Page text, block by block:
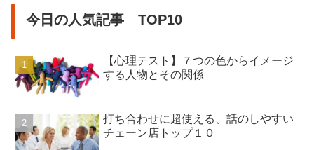
今日の人気記事 TOP10
【心理テスト】７つの色からイメージ
する人物とその関係
打ち合わせに超使える、話のしやすい
チェーン店トップ１０